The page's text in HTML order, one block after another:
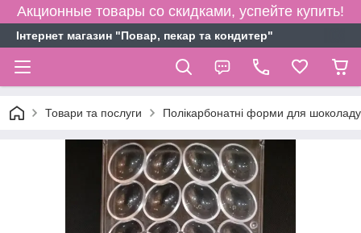
Акционные товары со скидками, успейте купить!
Інтернет магазин "Повар, пекар та кондитер"
Товари та послуги Полікарбонатні форми для